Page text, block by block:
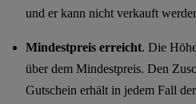
und er kann nicht verkauft
Mindestpreis erreicht. Die
über dem Mindestpreis. Den
Gutschein erhält in jedem Fall